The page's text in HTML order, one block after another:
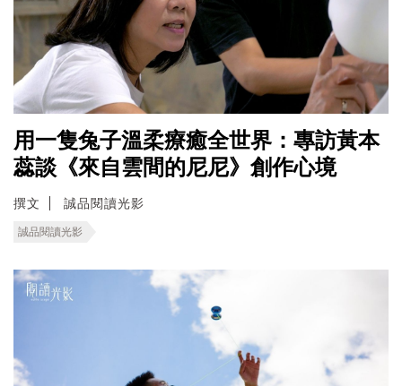
用一隻兔子溫柔療癒全世界：專訪黃本
蕊談《來自雲間的尼尼》創作心境
撰文 誠品閱讀光影
誠品閱讀光影